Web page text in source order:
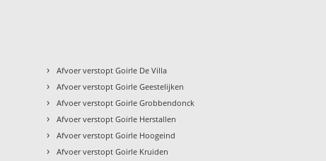
› Afvoer verstopt Goirle De Villa
› Afvoer verstopt Goirle Geestelijken
› Afvoer verstopt Goirle Grobbendonck
› Afvoer verstopt Goirle Herstallen
› Afvoer verstopt Goirle Hoogeind
› Afvoer verstopt Goirle Kruiden